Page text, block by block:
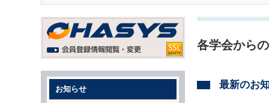
各学会から
最新のお
お知らせ